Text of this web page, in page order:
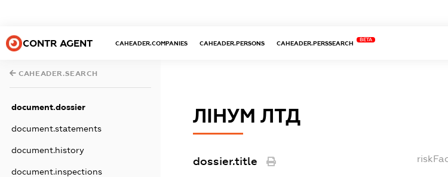
CONTR AGENT CAHEADER.COMPANIES CAHEADER.PERSONS CAHEADER.PERSSEARCH
BETA
CAHEADER.SEARCH
document.dossier
document.statements
document.history
document.inspections
ЛІНУМ ЛТД
dossier.title